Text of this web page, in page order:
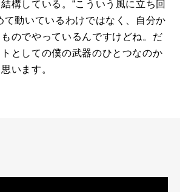
構している。“こういう風に立ち回
て動いているわけではなく、自分か
のでやっているんですけどね。だ
としての僕の武器のひとつなのか
います。